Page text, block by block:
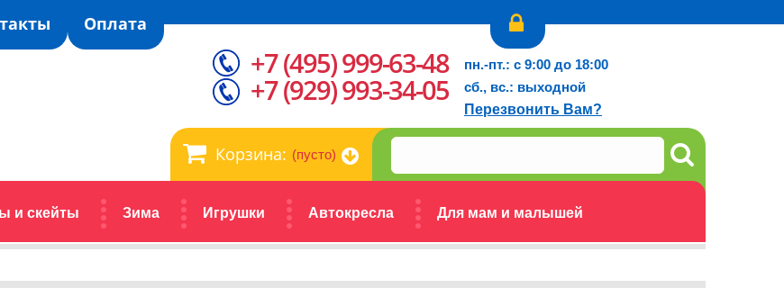
Оплата
Корзина: (пусто)
и скейты Зима Игрушки Автокресла Для мам и малышей
+7 (495) 999-63-48
+7 (929) 993-34-05
пн.-пт.: с 9:00 до 18:00
сб., вс.: выходной
Перезвонить Вам?